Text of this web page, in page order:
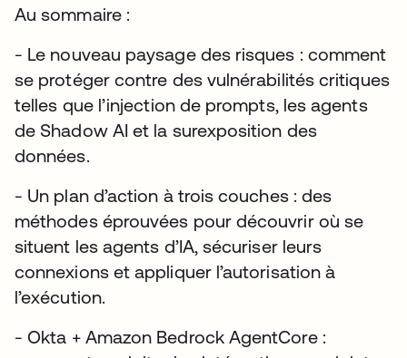
Au sommaire :
- Le nouveau paysage des risques : comment
se protéger contre des vulnérabilités critiques
telles que l’injection de prompts, les agents
de Shadow AI et la surexposition des
données.
- Un plan d’action à trois couches : des
méthodes éprouvées pour découvrir où se
situent les agents d’IA, sécuriser leurs
connexions et appliquer l’autorisation à
l’exécution.
- Okta + Amazon Bedrock AgentCore :